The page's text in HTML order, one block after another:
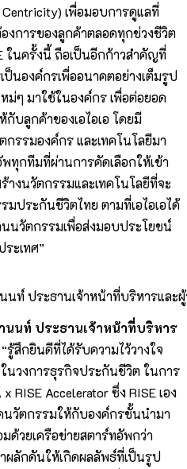
เพื่อมอบการดูแลที่
งการของลูกค้าตลอดทุกช่วงชีวิต
ในครั้งนี้ ถือเป็นอีกก้าวสำคัญที่
ป็นองค์กรเพื่ออนาคตอย่างเต็มรูป
ม่ๆ มาใช้ในองค์กร เพื่อต่อยอด
บลูกค้าของเอไอเอ โดยมี
กรรมองค์กร และเทคโนโลยีมา
ทุกทีมที่ผ่านการคัดเลือกให้เข้า
งนวัตกรรมและเทคโนโลยีที่จะ
ประกันชีวิตไทย ตามที่เอไอเอได้
นนวัตกรรมเพื่อส่งมอบประโยชน์
ะเทศ”
ท์ ประธานเจ้าหน้าที่บริหารและผู้
นท์ ประธานเจ้าหน้าที่บริหาร
รู้สึกยินดีที่ได้รับความไว้วางใจ
ในวงการธุรกิจประกันชีวิต ในการ
RISE Accelerator ซึ่ง RISE เอง
นวัตกรรมให้กับองค์กรชั้นนำมา
ด้วยเครือข่ายสตาร์ทอัพกว่า
ผลักดันให้เกิดผลลัพธ์ที่เป็นรูป